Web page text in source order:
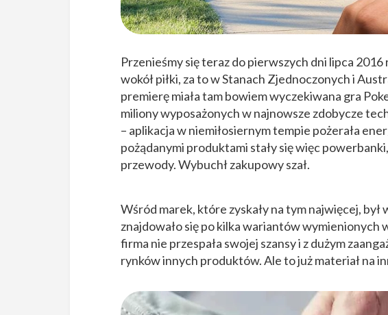
Przenieśmy się teraz do pierwszych dni lipca
wokół piłki, za to w Stanach Zjednoczonych i
premierę miała tam bowiem wyczekiwana gra
miliony wyposażonych w najnowsze zdobycze
– aplikacja w niemiłosiernym tempie pożerała
pożądanymi produktami stały się więc
przewody. Wybuchł zakupowy szał.
Wśród marek, które zyskały na tym najwięcej,
znajdowało się po kilka wariantów wymienionych
firma nie przespała swojej szansy i z dużym
rynków innych produktów. Ale to już materiał na